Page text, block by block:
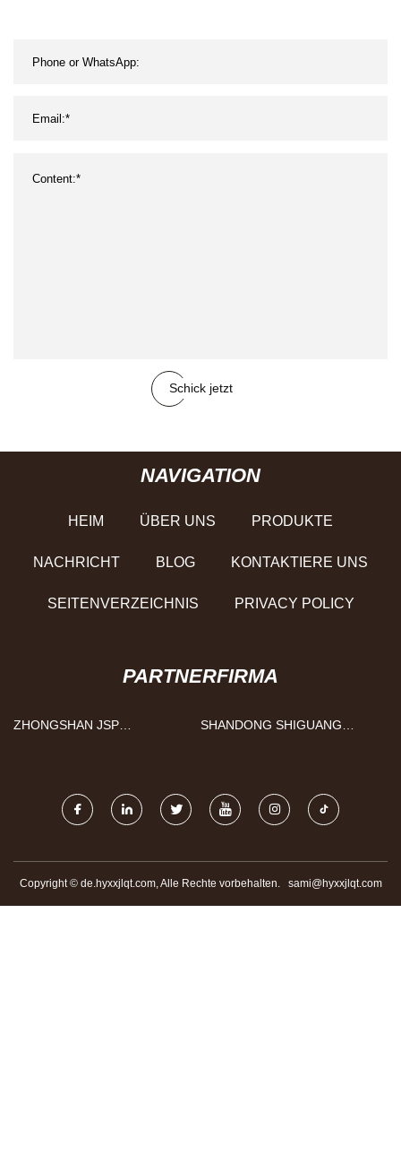
Schick jetzt
NAVIGATION
HEIM ÜBER UNS PRODUKTE
NACHRICHT BLOG KONTAKTIERE UNS
SEITENVERZEICHNIS PRIVACY POLICY
PARTNERFIRMA
ZHONGSHAN JSP
SHANDONG SHIGUANG
Copyright © de.hyxxjlqt.com, Alle Rechte vorbehalten. sami@hyxxjlqt.com